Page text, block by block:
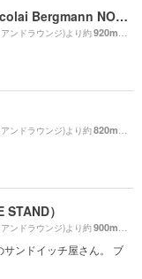
ニコライバーグマン ノム（Nicolai Bergmann NOMU ）
ンドラウンジ)より約920m （徒
ンドラウンジ)より約820m （徒
）
ンドラウンジ)より約900m （徒
サンドイッチ屋さん。 ブ